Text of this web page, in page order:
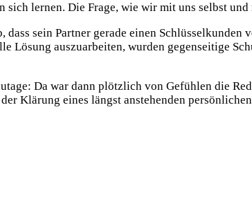
sich lernen. Die Frage, wie wir mit uns selbst
sein Partner gerade einen
Lösung auszuarbeiten, wurden gegenseitige
Da war dann plötzlich von Gefühlen die
Klärung eines längst anstehenden